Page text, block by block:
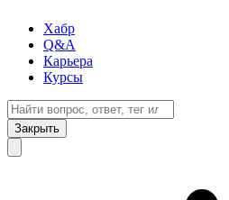
Хабр
Q&A
Карьера
Курсы
Закрыть